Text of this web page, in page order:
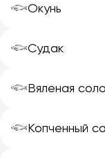
𓆟Окунь
𓆟Судак
𓆟Вяленая
𓆟Копченный